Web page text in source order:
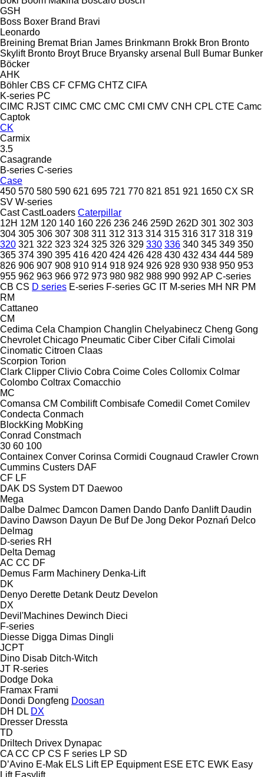
GSH
Boss Boxer Brand Bravi
Leonardo
Breining Bremat Brian James Brinkmann Brokk Bron Bronto
Skylift Bronto Broyt Bruce Bryansky arsenal Bull Bumar Bunker
Böcker
AHK
Böhler CBS CF CFMG CHTZ CIFA
K-series PC
CIMC RJST CIMC CMC CMC CMI CMV CNH CPL CTE Camc
Captok
CK
Carmix
3.5
Casagrande
B-series C-series
Case
450 570 580 590 621 695 721 770 821 851 921 1650 CX SR
SV W-series
Cast CastLoaders Caterpillar
12H 12M 120 140 160 226 236 246 259D 262D 301 302 303
304 305 306 307 308 311 312 313 314 315 316 317 318 319
320 321 322 323 324 325 326 329 330 336 340 345 349 350
365 374 390 395 416 420 424 426 428 430 432 434 444 589
826 906 907 908 910 914 918 924 926 928 930 938 950 953
955 962 963 966 972 973 980 982 988 990 992 AP C-series
CB CS D series E-series F-series GC IT M-series MH NR PM
RM
Cattaneo
CM
Cedima Cela Champion Changlin Chelyabinecz Cheng Gong
Chevrolet Chicago Pneumatic Ciber Ciber Cifali Cimolai
Cinomatic Citroen Claas
Scorpion Torion
Clark Clipper Clivio Cobra Coime Coles Collomix Colmar
Colombo Coltrax Comacchio
MC
Comansa CM Combilift Combisafe Comedil Comet Comilev
Condecta Conmach
BlockKing MobKing
Conrad Constmach
30 60 100
Containex Conver Corinsa Cormidi Cougnaud Crawler Crown
Cummins Custers DAF
CF LF
DAK DS System DT Daewoo
Mega
Dalbe Dalmec Damcon Damen Dando Danfo Danlift Daudin
Davino Dawson Dayun De Buf De Jong Dekor Poznań Delco
Delmag
D-series RH
Delta Demag
AC CC DF
Demus Farm Machinery Denka-Lift
DK
Denyo Derette Detank Deutz Develon
DX
Devil'Machines Dewinch Dieci
F-series
Diesse Digga Dimas Dingli
JCPT
Dino Disab Ditch-Witch
JT R-series
Dodge Doka
Framax Frami
Dondi Dongfeng Doosan
DH DL DX
Dresser Dressta
TD
Driltech Drivex Dynapac
CA CC CP CS F series LP SD
D’Avino E-Mak ELS Lift EP Equipment ESE ETC EWK Easy
Lift Easylift